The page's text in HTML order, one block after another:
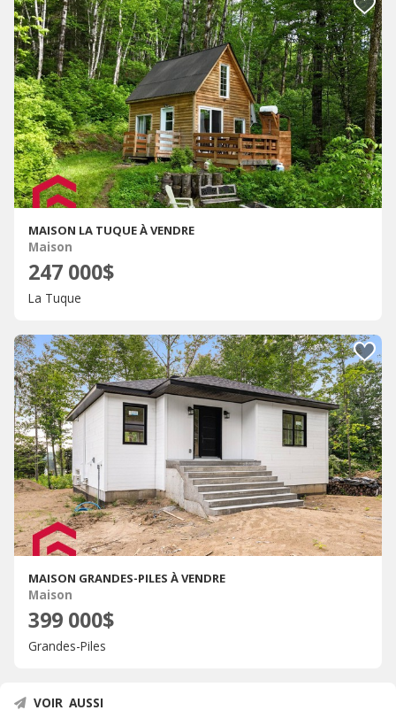
MAISON LA TUQUE À VENDRE
Maison
247 000$
La Tuque
MAISON GRANDES-PILES À VENDRE
Maison
399 000$
Grandes-Piles
VOIR AUSSI